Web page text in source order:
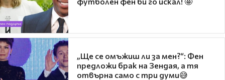
„Ще се омъжиш ли за мен?“: Фен
предложи брак на Зендая, а тя
отвърна само с три думи😅